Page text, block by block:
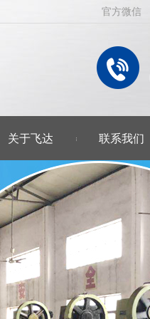
官方微信
关于飞达 联系我们